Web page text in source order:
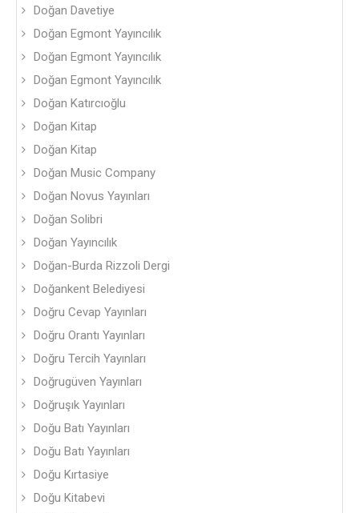
Doğan Davetiye
Doğan Egmont Yayıncılık
Doğan Egmont Yayıncılık
Doğan Egmont Yayıncılık
Doğan Katırcıoğlu
Doğan Kitap
Doğan Kitap
Doğan Music Company
Doğan Novus Yayınları
Doğan Solibri
Doğan Yayıncılık
Doğan-Burda Rizzoli Dergi
Doğankent Belediyesi
Doğru Cevap Yayınları
Doğru Orantı Yayınları
Doğru Tercih Yayınları
Doğrugüven Yayınları
Doğruşık Yayınları
Doğu Batı Yayınları
Doğu Batı Yayınları
Doğu Kırtasiye
Doğu Kitabevi